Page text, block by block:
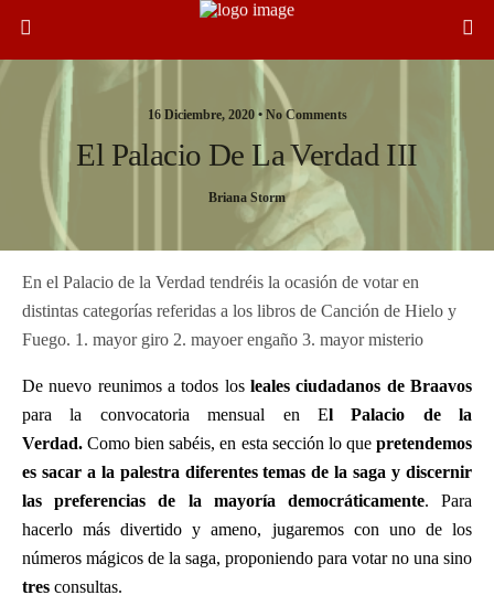
16 Diciembre, 2020 • No Comments
El Palacio De La Verdad III
Briana Storm
En el Palacio de la Verdad tendréis la ocasión de votar en
distintas categorías referidas a los libros de Canción de Hielo y
Fuego. 1. mayor giro 2. mayoer engaño 3. mayor misterio
De nuevo reunimos a todos los leales ciudadanos de Braavos
para la convocatoria mensual en El Palacio de la
Verdad.Como bien sabéis, en esta sección lo quepretendemos
es sacar a la palestra diferentes temas de la saga y discernir
las preferencias de la mayoría democráticamente. Para
hacerlo más divertido y ameno, jugaremos con uno de los
números mágicos de la saga, proponiendo para votar no una sino
tres consultas.